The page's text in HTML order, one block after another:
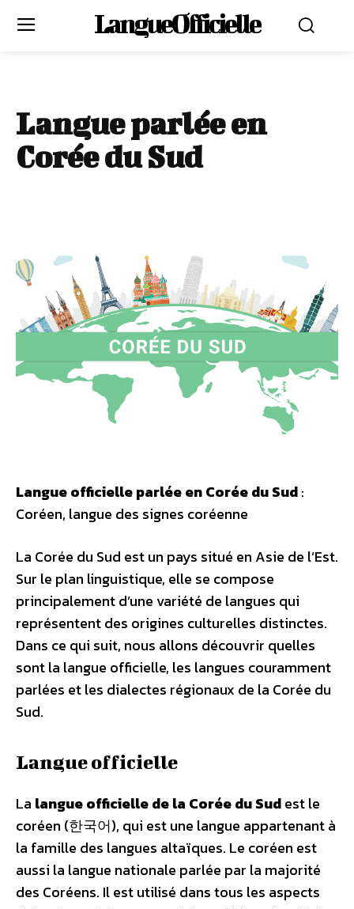
LangueOfficielle
Langue parlée en
Corée du Sud
Langue officielle parlée en Corée du Sud:
Coréen, langue des signes coréenne
La Corée du Sud est un pays situé en Asie de l’Est.
Sur le plan linguistique, elle se compose
principalement d’une variété de langues qui
représentent des origines culturelles distinctes.
Dans ce qui suit, nous allons découvrir quelles
sont la langue officielle, les langues couramment
parlées et les dialectes régionaux de la Corée du
Sud.
Langue officielle
La langue officielle de la Corée du Sudest le
coréen (한국어), qui est une langue appartenant à
la famille des langues altaïques. Le coréen est
aussi la langue nationale parlée par la majorité
des Coréens. Il est utilisé dans tous les aspects